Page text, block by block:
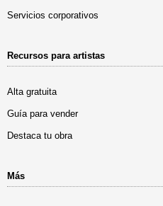
Servicios corporativos
Recursos para artistas
Alta gratuita
Guía para vender
Destaca tu obra
Más